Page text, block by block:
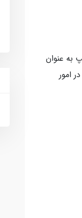
به عنوان
امور